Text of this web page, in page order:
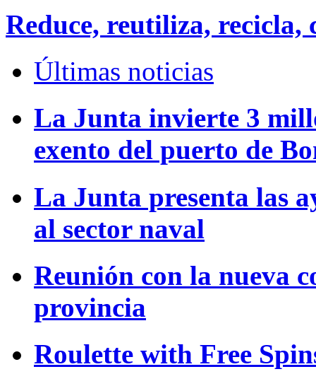
Reduce, reutiliza, recicla,
Últimas noticias
La Junta invierte 3
exento del puerto de
La Junta presenta las
al sector naval
Reunión con la nueva
provincia
Roulette with Free